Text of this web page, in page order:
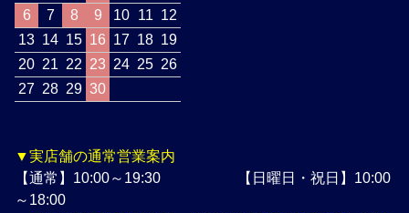
6
7 8 9 10 11 12
13 14 15 16 17 18 19
20 21 22 23 24 25 26
27 28 29 30
▼実店舗の通常営業案内
【通常】10:00～19:30 【日曜日・祝日】10:00
～18:00